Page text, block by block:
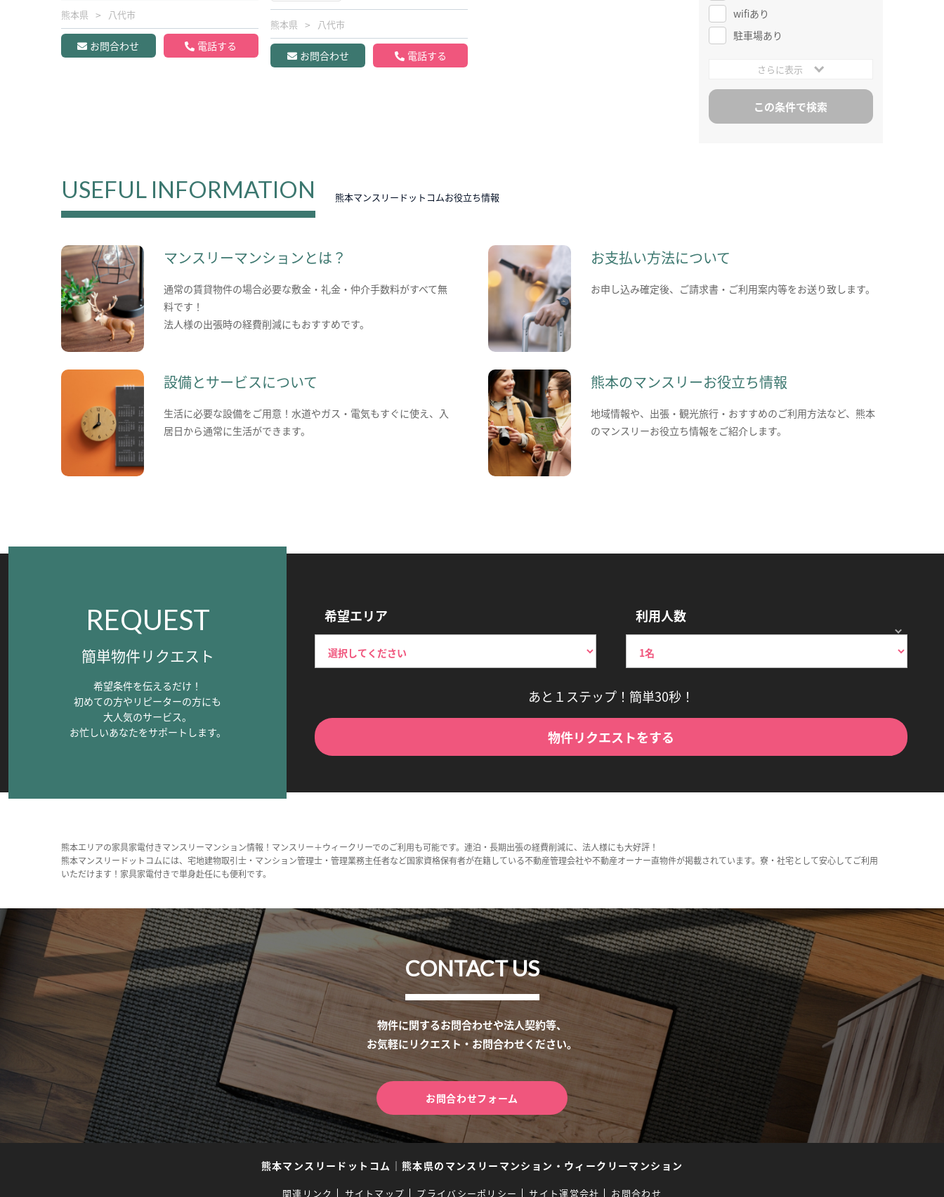
熊本県 八代市
お問合わせ 電話する
熊本県 八代市
お問合わせ 電話する
wifiあり
駐車場あり
さらに表示
USEFUL INFORMATION 熊本マンスリードットコムお役立ち情報
マンスリーマンションとは？
通常の賃貸物件の場合必要な敷金・礼金・仲介手数料がすべて無
料です！
法人様の出張時の経費削減にもおすすめです。
お支払い方法について
お申し込み確定後、ご請求書・ご利用案内等をお送り致します。
設備とサービスについて
生活に必要な設備をご用意！水道やガス・電気もすぐに使え、入
居日から通常に生活ができます。
熊本のマンスリーお役立ち情報
地域情報や、出張・観光旅行・おすすめのご利用方法など、熊本
のマンスリーお役立ち情報をご紹介します。
REQUEST
簡単物件リクエスト
希望条件を伝えるだけ！
初めての方やリピーターの方にも
大人気のサービス。
お忙しいあなたをサポートします。
希望エリア 利用人数
あと１ステップ！簡単30秒！
物件リクエストをする
熊本エリアの家具家電付きマンスリーマンション情報！マンスリー＋ウィークリーでのご利用も可能です。連泊・長期出張の経費削減に、法人様にも大好評！
熊本マンスリードットコムには、宅地建物取引士・マンション管理士・管理業務主任者など国家資格保有者が在籍している不動産管理会社や不動産オーナー直物件が掲載されています。寮・社宅として安心してご利用
いただけます！家具家電付きで単身赴任にも便利です。
CONTACT US
物件に関するお問合わせや法人契約等、
お気軽にリクエスト・お問合わせください。
お問合わせフォーム
熊本マンスリードットコム ｜ 熊本県のマンスリーマンション・ウィークリーマンション
関連リンク サイトマップ プライバシーポリシー サイト運営会社 お問合わせ